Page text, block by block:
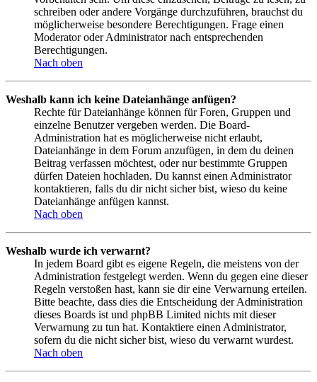
schreiben oder andere Vorgänge durchzuführen, brauchst du
möglicherweise besondere Berechtigungen. Frage einen
Moderator oder Administrator nach entsprechenden
Berechtigungen.
Nach oben
Weshalb kann ich keine Dateianhänge anfügen?
Rechte für Dateianhänge können für Foren, Gruppen und
einzelne Benutzer vergeben werden. Die Board-
Administration hat es möglicherweise nicht erlaubt,
Dateianhänge in dem Forum anzufügen, in dem du deinen
Beitrag verfassen möchtest, oder nur bestimmte Gruppen
dürfen Dateien hochladen. Du kannst einen Administrator
kontaktieren, falls du dir nicht sicher bist, wieso du keine
Dateianhänge anfügen kannst.
Nach oben
Weshalb wurde ich verwarnt?
In jedem Board gibt es eigene Regeln, die meistens von der
Administration festgelegt werden. Wenn du gegen eine dieser
Regeln verstoßen hast, kann sie dir eine Verwarnung erteilen.
Bitte beachte, dass dies die Entscheidung der Administration
dieses Boards ist und phpBB Limited nichts mit dieser
Verwarnung zu tun hat. Kontaktiere einen Administrator,
sofern du die nicht sicher bist, wieso du verwarnt wurdest.
Nach oben